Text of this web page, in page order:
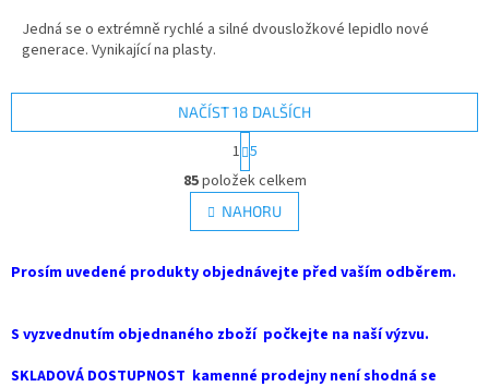
Jedná se o extrémně rychlé a silné dvousložkové lepidlo nové
generace. Vynikající na plasty.
O
v
l
á
a
p
v
NAČÍST 18 DALŠÍCH
S
t
r
á
n
k
v
í
1 5
85položek celkem
NAHORU
Prosím uvedené produkty objednávejte před vaším odběrem.
S vyzvednutím objednaného zboží počkejte na naší výzvu.
SKLADOVÁ DOSTUPNOST kamenné prodejny není shodná se